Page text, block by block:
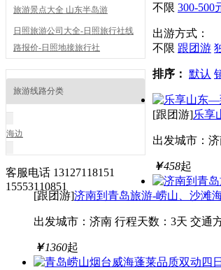
旅游景点大全 山东半岛游
日照旅游公司大全-日照旅行社线
路报价-日照地接旅行社
旅游线路分类
海边
客服电话 13127118151
15553110851
不限 300-500
出游方式：
不限 跟团游
排序： 默认
[跟团游]乐享
出发城市：
￥458起
[跟团游]济南到青岛旅游-崂山、沙滩
出发城市：济南 行程天数：3天 交通
￥1360起